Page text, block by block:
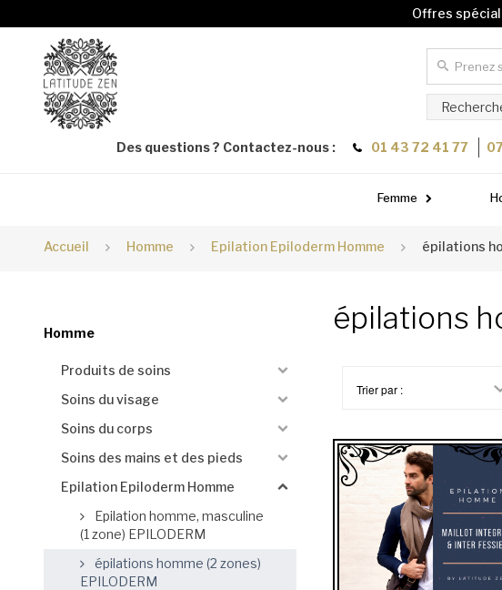
Offres
Des questions ? Contactez-nous : 01 43 72 41 77
Femme
Accueil Homme Epilation Epiloderm Homme épilations
épilations
Homme
Produits de soins
Soins du visage
Soins du corps
Soins des mains et des pieds
Epilation Epiloderm Homme
Epilation homme, masculine
(1 zone) EPILODERM
épilations homme (2 zones)
EPILODERM